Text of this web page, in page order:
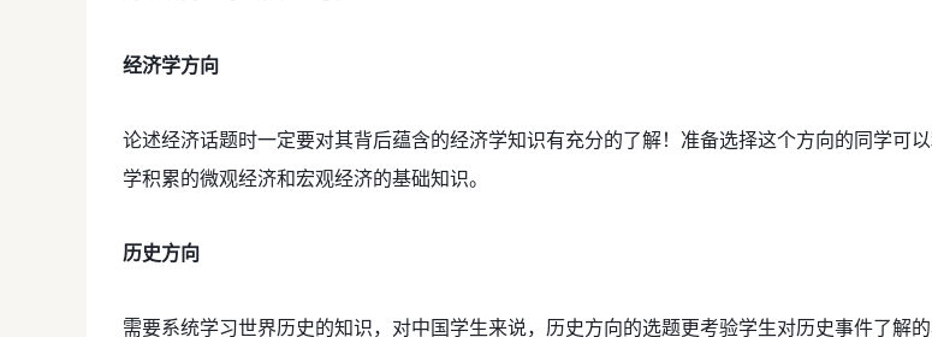
经济学方向
论述经济话题时一定要对其背后蕴含的经济学知识有充分的了解！准备选择这个方向的同学可
学积累的微观经济和宏观经济的基础知识。
历史方向
需要系统学习世界历史的知识，对中国学生来说，历史方向的选题更考验学生对历史事件了解的